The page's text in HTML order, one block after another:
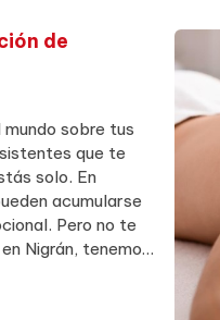
de
sobre tus
que te
solo. En
acumularse
Pero no te
Nigrán, tenemos